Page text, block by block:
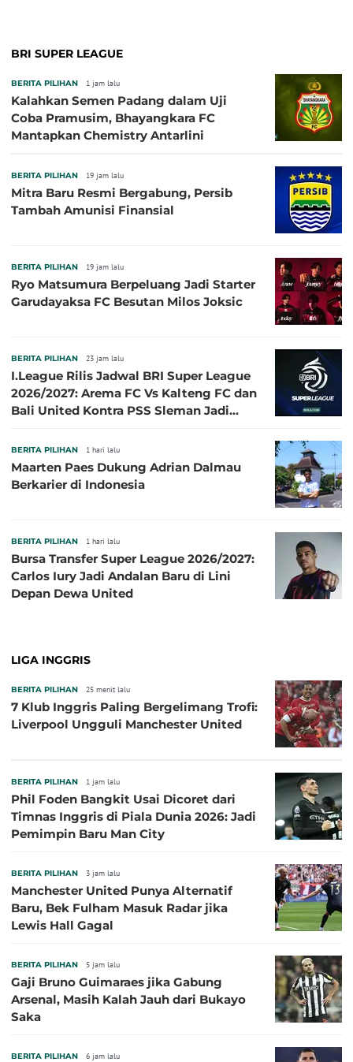
BRI SUPER LEAGUE
BERITA PILIHAN 1 jam lalu
Kalahkan Semen Padang dalam Uji
Coba Pramusim, Bhayangkara FC
Mantapkan Chemistry Antarlini
BERITA PILIHAN 19 jam lalu
Mitra Baru Resmi Bergabung, Persib
Tambah Amunisi Finansial
BERITA PILIHAN 19 jam lalu
Ryo Matsumura Berpeluang Jadi Starter
Garudayaksa FC Besutan Milos Joksic
BERITA PILIHAN 23 jam lalu
I.League Rilis Jadwal BRI Super League
2026/2027: Arema FC Vs Kalteng FC dan
Bali United Kontra PSS Sleman Jadi
BERITA PILIHAN 1 hari lalu
Maarten Paes Dukung Adrian Dalmau
Berkarier di Indonesia
BERITA PILIHAN 1 hari lalu
Bursa Transfer Super League 2026/2027:
Carlos Iury Jadi Andalan Baru di Lini
Depan Dewa United
LIGA INGGRIS
BERITA PILIHAN 25 menit lalu
7 Klub Inggris Paling Bergelimang Trofi:
Liverpool Ungguli Manchester United
BERITA PILIHAN 1 jam lalu
Phil Foden Bangkit Usai Dicoret dari
Timnas Inggris di Piala Dunia 2026: Jadi
Pemimpin Baru Man City
BERITA PILIHAN 3 jam lalu
Manchester United Punya Alternatif
Baru, Bek Fulham Masuk Radar jika
Lewis Hall Gagal
BERITA PILIHAN 5 jam lalu
Gaji Bruno Guimaraes jika Gabung
Arsenal, Masih Kalah Jauh dari Bukayo
Saka
BERITA PILIHAN 6 jam lalu